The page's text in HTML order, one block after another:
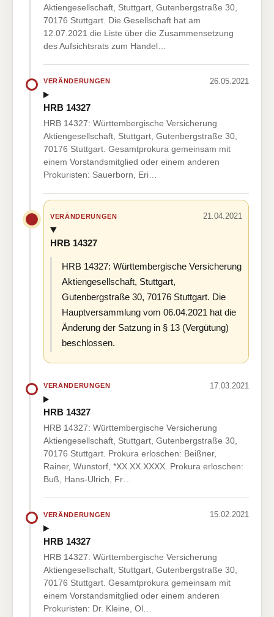
Aktiengesellschaft, Stuttgart, Gutenbergstraße 30,
70176 Stuttgart. Die Gesellschaft hat am
12.07.2021 die Liste über die Zusammensetzung
des Aufsichtsrats zum Handel…
VERÄNDERUNGEN 26.05.2021
HRB 14327
HRB 14327: Württembergische Versicherung
Aktiengesellschaft, Stuttgart, Gutenbergstraße 30,
70176 Stuttgart. Gesamtprokura gemeinsam mit
einem Vorstandsmitglied oder einem anderen
Prokuristen: Sauerborn, Eri…
VERÄNDERUNGEN 21.04.2021
HRB 14327
HRB 14327: Württembergische Versicherung
Aktiengesellschaft, Stuttgart,
Gutenbergstraße 30, 70176 Stuttgart. Die
Hauptversammlung vom 06.04.2021 hat die
Änderung der Satzung in § 13 (Vergütung)
beschlossen.
VERÄNDERUNGEN 17.03.2021
HRB 14327
HRB 14327: Württembergische Versicherung
Aktiengesellschaft, Stuttgart, Gutenbergstraße 30,
70176 Stuttgart. Prokura erloschen: Beißner,
Rainer, Wunstorf, *XX.XX.XXXX. Prokura erloschen:
Buß, Hans-Ulrich, Fr…
VERÄNDERUNGEN 15.02.2021
HRB 14327
HRB 14327: Württembergische Versicherung
Aktiengesellschaft, Stuttgart, Gutenbergstraße 30,
70176 Stuttgart. Gesamtprokura gemeinsam mit
einem Vorstandsmitglied oder einem anderen
Prokuristen: Dr. Kleine, Ol…